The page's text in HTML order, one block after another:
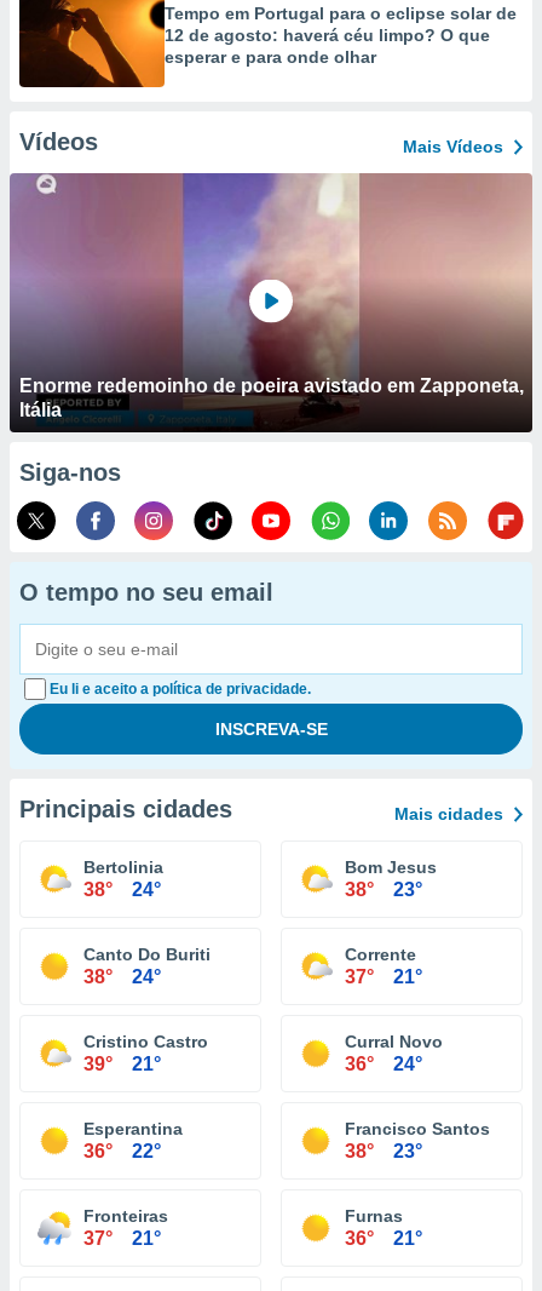
Tempo em Portugal para o eclipse solar de
12 de agosto: haverá céu limpo? O que
esperar e para onde olhar
Vídeos Mais Vídeos
Enorme redemoinho de poeira avistado em Zapponeta,
Itália
Siga-nos
O tempo no seu email
Eu li e aceito a política de privacidade.
Principais cidades Mais cidades
Bertolinia
38° 24°
Bom Jesus
38° 23°
Canto Do Buriti
38° 24°
Corrente
37° 21°
Cristino Castro
39° 21°
Curral Novo
36° 24°
Esperantina
36° 22°
Francisco Santos
38° 23°
Fronteiras
37° 21°
Furnas
36° 21°